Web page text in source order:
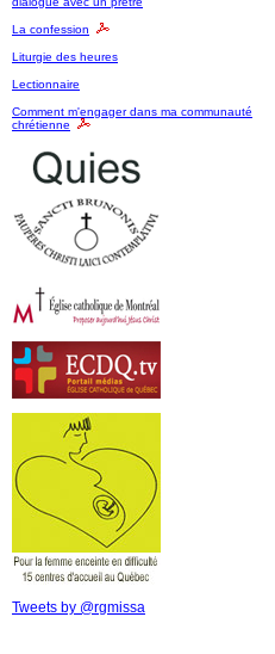
La confession
Liturgie des heures
Lectionnaire
Comment m'engager dans ma communauté
chrétienne
Tweets by @rgmissa